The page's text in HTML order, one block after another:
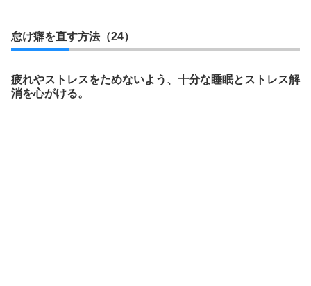
怠け癖を直す方法（24）
疲れやストレスをためないよう、十分な睡眠とストレス解
消を心がける。